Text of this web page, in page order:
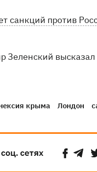
санкций против
Зеленский
крыма Лондон
сетях